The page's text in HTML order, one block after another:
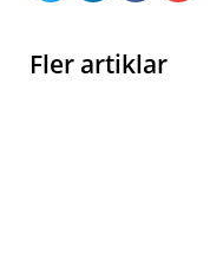
Fler artiklar